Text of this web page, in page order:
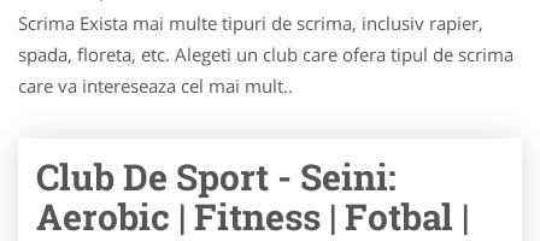
Scrima Exista mai multe tipuri de scrima, inclusiv rapier,
spada, floreta, etc. Alegeti un club care ofera tipul de scrima
care va intereseaza cel mai mult..
Club De Sport - Seini:
Aerobic | Fitness | Fotbal |